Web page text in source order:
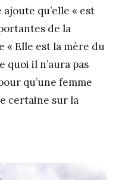
qu’elle « est
de la
« Elle est la mère du
quoi il n’aura pas
qu’une femme
certaine sur la